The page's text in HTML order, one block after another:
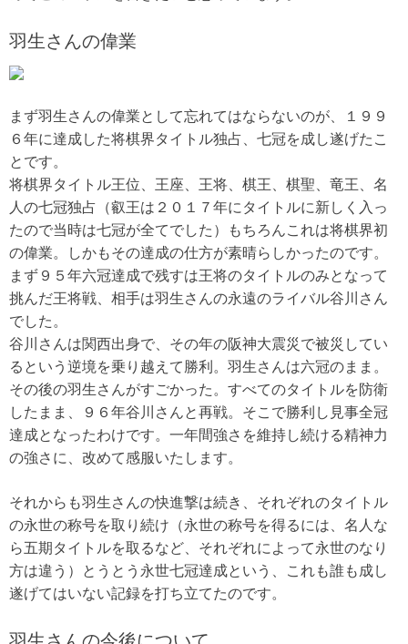
羽生さんの偉業
まず羽生さんの偉業として忘れてはならないのが、１９９
６年に達成した将棋界タイトル独占、七冠を成し遂げたこ
とです。
将棋界タイトル王位、王座、王将、棋王、棋聖、竜王、名
人の七冠独占（叡王は２０１７年にタイトルに新しく入っ
たので当時は七冠が全てでした）もちろんこれは将棋界初
の偉業。しかもその達成の仕方が素晴らしかったのです。
まず９５年六冠達成で残すは王将のタイトルのみとなって
挑んだ王将戦、相手は羽生さんの永遠のライバル谷川さん
でした。
谷川さんは関西出身で、その年の阪神大震災で被災してい
るという逆境を乗り越えて勝利。羽生さんは六冠のまま。
その後の羽生さんがすごかった。すべてのタイトルを防衛
したまま、９６年谷川さんと再戦。そこで勝利し見事全冠
達成となったわけです。一年間強さを維持し続ける精神力
の強さに、改めて感服いたします。
それからも羽生さんの快進撃は続き、それぞれのタイトル
の永世の称号を取り続け（永世の称号を得るには、名人な
ら五期タイトルを取るなど、それぞれによって永世のなり
方は違う）とうとう永世七冠達成という、これも誰も成し
遂げてはいない記録を打ち立てたのです。